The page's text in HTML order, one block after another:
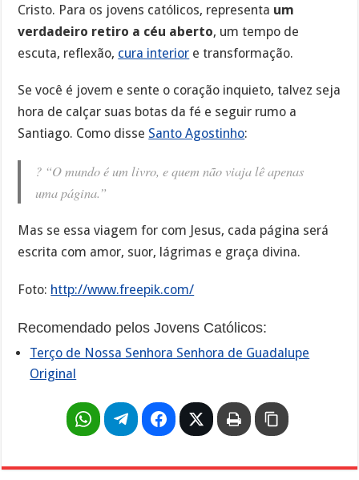
Cristo. Para os jovens católicos, representa um
verdadeiro retiro a céu aberto, um tempo de
escuta, reflexão, cura interior e transformação.
Se você é jovem e sente o coração inquieto, talvez seja
hora de calçar suas botas da fé e seguir rumo a
Santiago. Como disse Santo Agostinho:
?️ “O mundo é um livro, e quem não viaja lê apenas
uma página.”
Mas se essa viagem for com Jesus, cada página será
escrita com amor, suor, lágrimas e graça divina.
Foto: http://www.freepik.com/
Recomendado pelos Jovens Católicos:
Terço de Nossa Senhora Senhora de Guadalupe
Original